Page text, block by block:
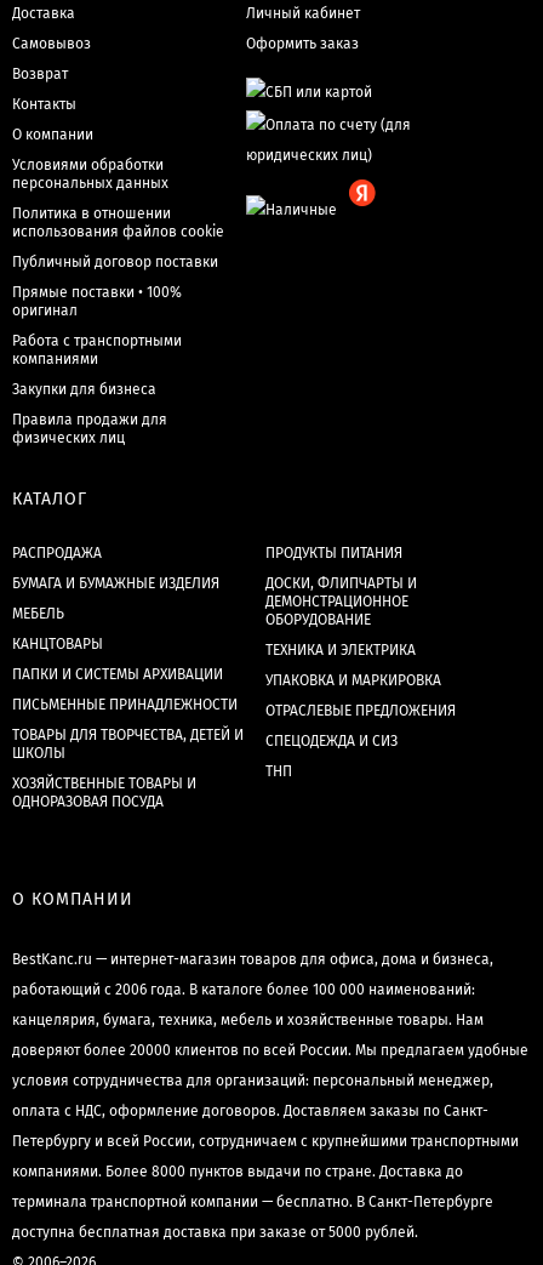
Доставка
Самовывоз
Возврат
Контакты
О компании
Условиями обработки
персональных данных
Политика в отношении
использования файлов cookie
Публичный договор поставки
Прямые поставки • 100%
оригинал
Работа с транспортными
компаниями
Закупки для бизнеса
Правила продажи для
физических лиц
Личный кабинет
Оформить заказ
КАТАЛОГ
РАСПРОДАЖА
БУМАГА И БУМАЖНЫЕ ИЗДЕЛИЯ
МЕБЕЛЬ
КАНЦТОВАРЫ
ПАПКИ И СИСТЕМЫ АРХИВАЦИИ
ПИСЬМЕННЫЕ ПРИНАДЛЕЖНОСТИ
ТОВАРЫ ДЛЯ ТВОРЧЕСТВА, ДЕТЕЙ И
ШКОЛЫ
ХОЗЯЙСТВЕННЫЕ ТОВАРЫ И
ОДНОРАЗОВАЯ ПОСУДА
ПРОДУКТЫ ПИТАНИЯ
ДОСКИ, ФЛИПЧАРТЫ И
ДЕМОНСТРАЦИОННОЕ
ОБОРУДОВАНИЕ
ТЕХНИКА И ЭЛЕКТРИКА
УПАКОВКА И МАРКИРОВКА
ОТРАСЛЕВЫЕ ПРЕДЛОЖЕНИЯ
СПЕЦОДЕЖДА И СИЗ
ТНП
О КОМПАНИИ
BestKanc.ru — интернет-магазин товаров для офиса, дома и бизнеса,
работающий с 2006 года. В каталоге более 100 000 наименований:
канцелярия, бумага, техника, мебель и хозяйственные товары. Нам
доверяют более 20000 клиентов по всей России. Мы предлагаем удобные
условия сотрудничества для организаций: персональный менеджер,
оплата с НДС, оформление договоров. Доставляем заказы по Санкт-
Петербургу и всей России, сотрудничаем с крупнейшими транспортными
компаниями. Более 8000 пунктов выдачи по стране. Доставка до
терминала транспортной компании — бесплатно. В Санкт-Петербурге
доступна бесплатная доставка при заказе от 5000 рублей.